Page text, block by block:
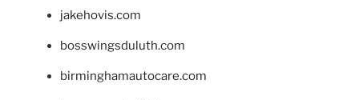
jakehovis.com
bosswingsduluth.com
birminghamautocare.com